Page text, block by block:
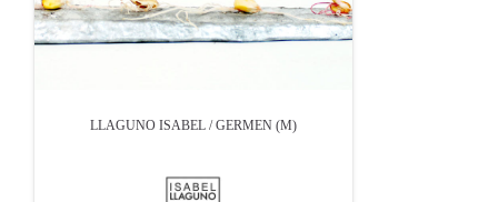
LLAGUNO ISABEL / GERMEN (M)